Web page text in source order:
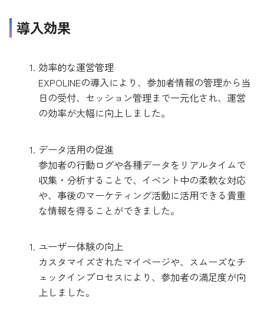
導入効果
効率的な運営管理
EXPOLINEの導入により、参加者情報の管理から当
日の受付、セッション管理まで一元化され、運営
の効率が大幅に向上しました。
データ活用の促進
参加者の行動ログや各種データをリアルタイムで
収集・分析することで、イベント中の柔軟な対応
や、事後のマーケティング活動に活用できる貴重
な情報を得ることができました。
ユーザー体験の向上
カスタマイズされたマイページや、スムーズなチ
ェックインプロセスにより、参加者の満足度が向
上しました。